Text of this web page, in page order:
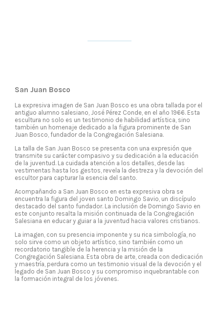
San Juan Bosco
La expresiva imagen de San Juan Bosco es una obra tallada por el
antiguo alumno salesiano, José Pérez Conde, en el año 1966. Esta
escultura no solo es un testimonio de habilidad artística, sino
también un homenaje dedicado a la figura prominente de San
Juan Bosco, fundador de la Congregación Salesiana.
La talla de San Juan Bosco se presenta con una expresión que
transmite su carácter compasivo y su dedicación a la educación
de la juventud. La cuidada atención a los detalles, desde las
vestimentas hasta los gestos, revela la destreza y la devoción del
escultor para capturar la esencia del santo.
Acompañando a San Juan Bosco en esta expresiva obra se
encuentra la figura del joven santo Domingo Savio, un discípulo
destacado del santo fundador. La inclusión de Domingo Savio en
este conjunto resalta la misión continuada de la Congregación
Salesiana en educar y guiar a la juventud hacia valores cristianos.
La imagen, con su presencia imponente y su rica simbología, no
solo sirve como un objeto artístico, sino también como un
recordatorio tangible de la herencia y la misión de la
Congregación Salesiana. Esta obra de arte, creada con dedicación
y maestría, perdura como un testimonio visual de la devoción y el
legado de San Juan Bosco y su compromiso inquebrantable con
la formación integral de los jóvenes.